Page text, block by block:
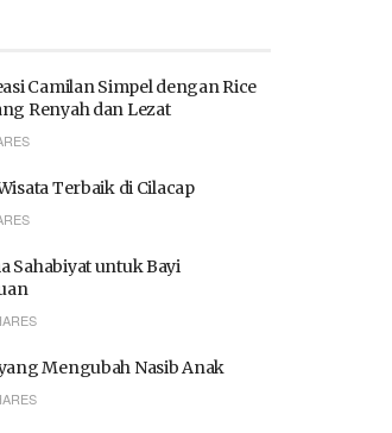
Camilan Simpel dengan Rice
Renyah dan Lezat
Terbaik di Cilacap
Sahabiyat untuk Bayi
Mengubah Nasib Anak